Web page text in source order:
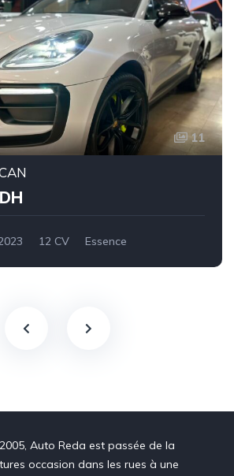
11
12 CV Essence
Auto Reda est passée de la
occasion dans les rues à une